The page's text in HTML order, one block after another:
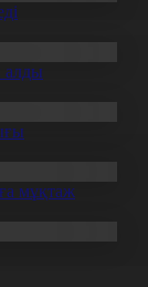
алды
мұқтаж